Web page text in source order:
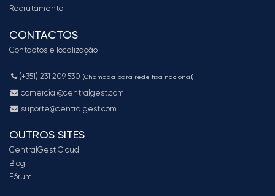
Recrutamento
CONTACTOS
Contactos e localização
(+351) 231 209 530 (Chamada para rede fixa nacional)
comercial@centralgest.com
suporte@centralgest.com
OUTROS SITES
CentralGest Cloud
Blog
Fórum